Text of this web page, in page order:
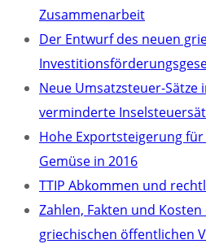
Zusammenarbeit
Der Entwurf des neuen
Neue Umsatzsteuer-Sätze
verminderte
Hohe Exportsteigerung
Gemüse in 2016
TTIP Abkommen und
Zahlen, Fakten und
griechischen öffentlichen